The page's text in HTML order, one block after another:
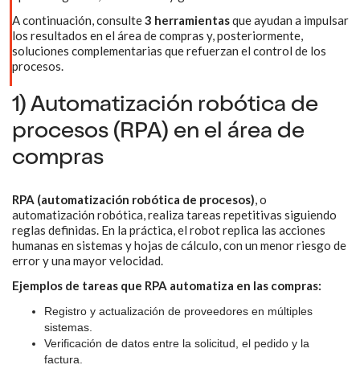
A continuación, consulte3 herramientasque ayudan a impulsar
los resultados en el área de compras y, posteriormente,
soluciones complementarias que refuerzan el control de los
procesos.
1) Automatización robótica de
procesos (RPA) en el área de
compras
RPA (automatización robótica de procesos), o
automatización robótica, realiza tareas repetitivas siguiendo
reglas definidas. En la práctica, el robot replica las acciones
humanas en sistemas y hojas de cálculo, con un menor riesgo de
error y una mayor velocidad.
Ejemplos de tareas que RPA automatiza en las compras:
Registro y actualización de proveedores en múltiples
sistemas.
Verificación de datos entre la solicitud, el pedido y la
factura.